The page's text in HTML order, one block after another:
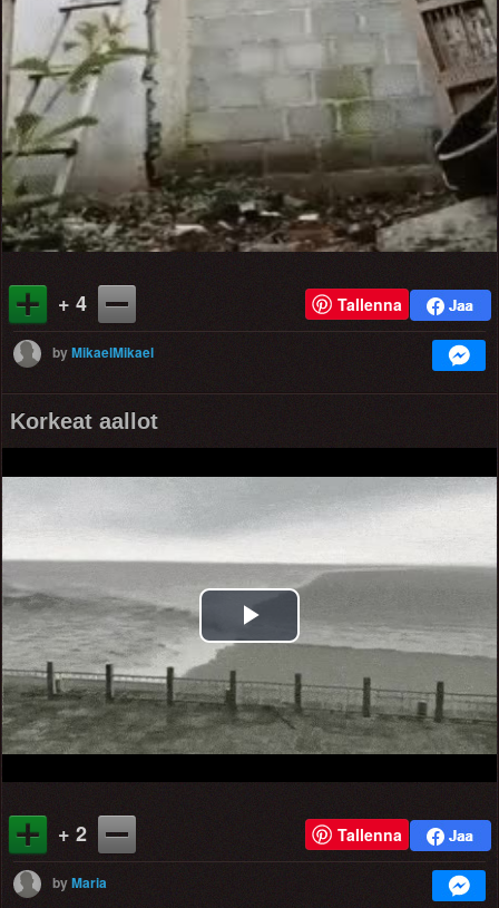
Video
+ 4 Tallenna
byMikaelMikael
Korkeat aallot
Play
Video
+ 2 Tallenna
byMaria